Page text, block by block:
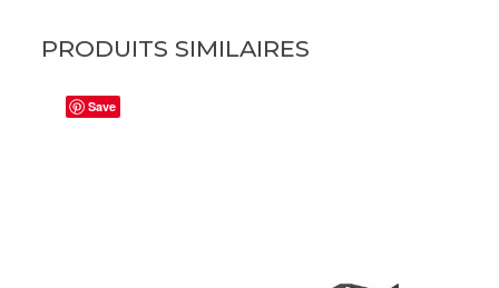
PRODUITS SIMILAIRES
Save